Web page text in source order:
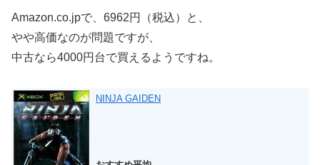
Amazon.co.jpで、6962円（税込）と、
やや高価なのが問題ですが、
中古なら4000円台で買えるようですね。
NINJA GAIDEN